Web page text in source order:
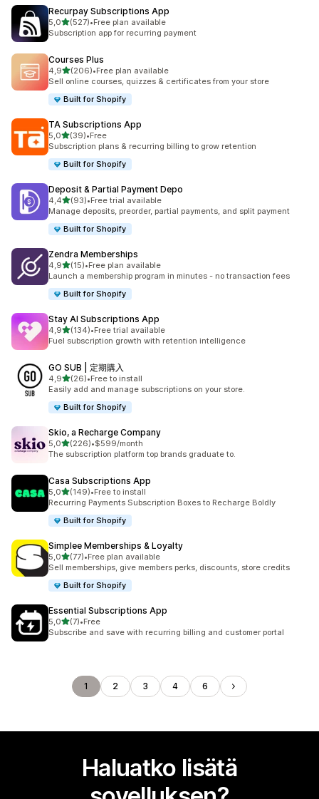
Recurpay Subscriptions App
5,0/ 5 tähteä
(527)
527 arvostelua yhteensä
•Free plan available
Subscription app for recurring payment
Courses Plus
4,9/ 5 tähteä
(206)
206 arvostelua yhteensä
•Free plan available
Sell online courses, quizzes & certificates from your store
Built for Shopify
TA Subscriptions App
5,0/ 5 tähteä
(39)
39 arvostelua yhteensä
•Free
Subscription plans & recurring billing to grow retention
Built for Shopify
Deposit & Partial Payment Depo
4,4/ 5 tähteä
(93)
93 arvostelua yhteensä
•Free trial available
Manage deposits, preorder, partial payments, and split payment
Built for Shopify
Zendra Memberships
4,9/ 5 tähteä
(15)
15 arvostelua yhteensä
•Free plan available
Launch a membership program in minutes - no transaction fees
Built for Shopify
Stay AI Subscriptions App
4,9/ 5 tähteä
(134)
134 arvostelua yhteensä
•Free trial available
Fuel subscription growth with retention intelligence
GO SUB | 定期購入
4,9/ 5 tähteä
(26)
26 arvostelua yhteensä
•Free to install
Easily add and manage subscriptions on your store.
Built for Shopify
Skio, a Recharge Company
5,0/ 5 tähteä
(226)
226 arvostelua yhteensä
•$599/month
The subscription platform top brands graduate to.
Casa Subscriptions App
5,0/ 5 tähteä
(149)
149 arvostelua yhteensä
•Free to install
Recurring Payments Subscription Boxes to Recharge Boldly
Built for Shopify
Simplee Memberships & Loyalty
5,0/ 5 tähteä
(77)
77 arvostelua yhteensä
•Free plan available
Sell memberships, give members perks, discounts, store credits
Built for Shopify
Essential Subscriptions App
5,0/ 5 tähteä
(7)
7 arvostelua yhteensä
•Free
Subscribe and save with recurring billing and customer portal
1 2 3 4 6
Haluatko lisätä